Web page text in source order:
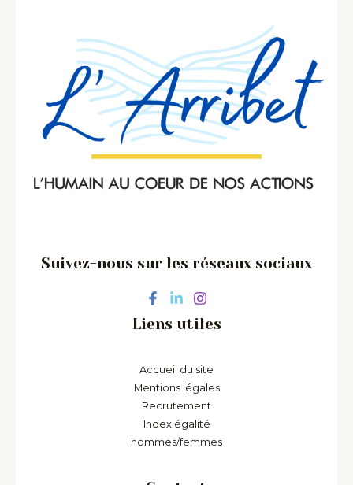
Suivez-nous sur les réseaux sociaux
Liens utiles
Accueil du site
Mentions légales
Recrutement
Index égalité
hommes/femmes